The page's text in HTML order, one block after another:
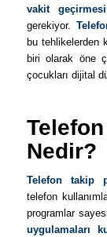
vakit
gerekiyor.
bu tehlikelerden
biri olarak öne
çocukları dijital
Nedir?
Telefon takip
telefon
programlar
uygulamaları